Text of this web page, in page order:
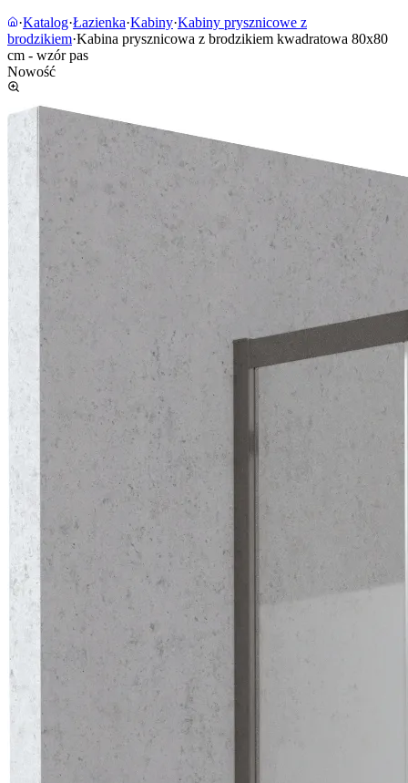
·Katalog·Łazienka·Kabiny·Kabiny prysznicowe z
brodzikiem·Kabina prysznicowa z brodzikiem kwadratowa 80x80
cm - wzór pas
Nowość